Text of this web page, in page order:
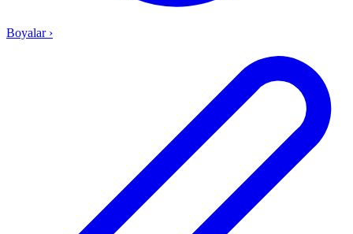
Boyalar ›